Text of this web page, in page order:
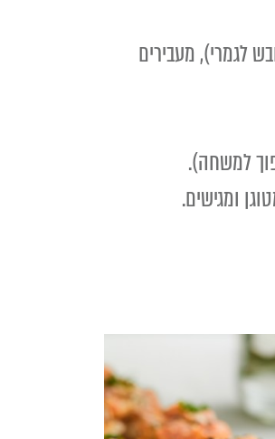
שהכבד מוכן (אבל לא מיובש לגמרי), מעבירים
למשחה).
ומגישים.